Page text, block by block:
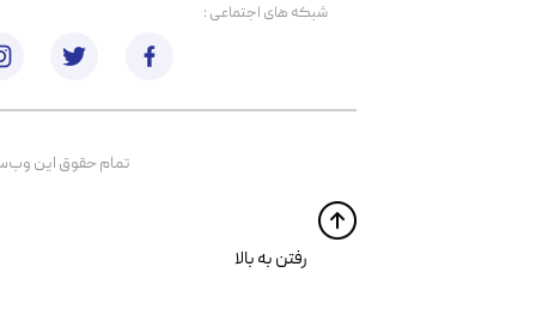
تمام حقوق اين
​​رفتن به بالا
​شبکه های اجتماعی :